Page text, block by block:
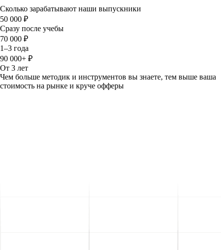
Сколько зарабатывают наши выпускники
50 000 ₽
Сразу после учебы
70 000 ₽
1–3 года
90 000+ ₽
От 3 лет
Чем больше методик и инструментов вы знаете, тем выше ваша
стоимость на рынке и круче офферы